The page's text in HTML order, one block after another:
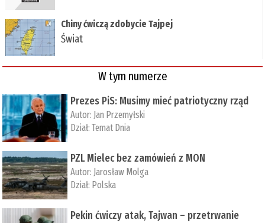
Chiny ćwiczą zdobycie Tajpej
Świat
W tym numerze
Prezes PiS: Musimy mieć patriotyczny rząd
Autor: Jan Przemyłski
Dział:Temat Dnia
PZL Mielec bez zamówień z MON
Autor: Jarosław Molga
Dział: Polska
Pekin ćwiczy atak, Tajwan – przetrwanie